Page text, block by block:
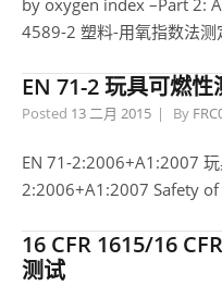
by oxygen index –Part 2:
4589-2 塑料-用氧指数法
EN 71-2 玩具可燃性
Posted 13 二月 2015 By
EN 71-2:2006+A1:2007
2:2006+A1:2007 Safety
16 CFR 1615/16
测试